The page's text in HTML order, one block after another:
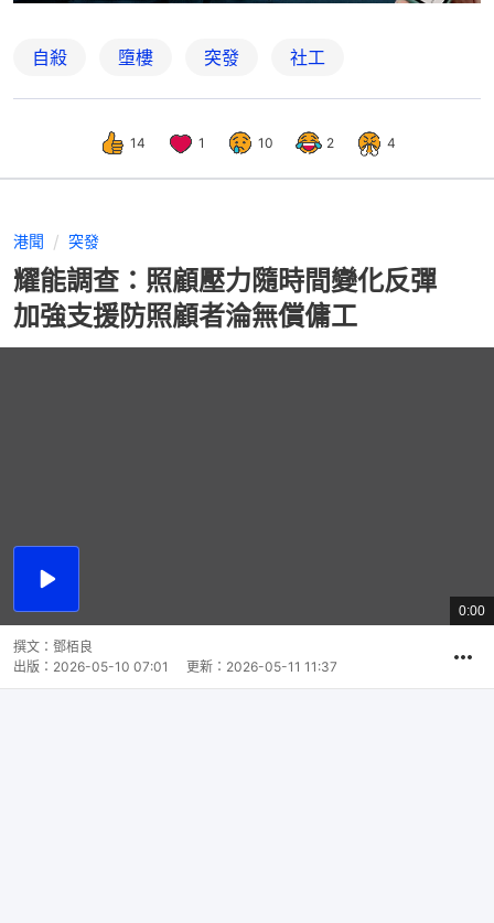
自殺 墮樓 突發 社工
14 1 10 2 4
港聞 突發
耀能調查：照顧壓力隨時間變化反彈
加強支援防照顧者淪無償傭工
播
總
共
0:00
撰文： 鄧栢良
出版： 2026-05-10 07:01 更新： 2026-05-11 11:37